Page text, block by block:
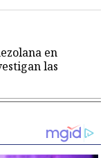
en
las